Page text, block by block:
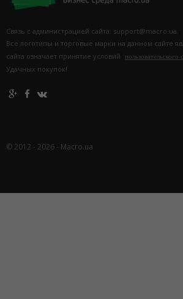
Связь с администрацией сайта: support@macro.ua.
Все логотипы и торговые марки на данном сайте
сайта означает принятие условий
пользовательского
Удачных покупок!
© 2012 - 2026 - Macro.ua